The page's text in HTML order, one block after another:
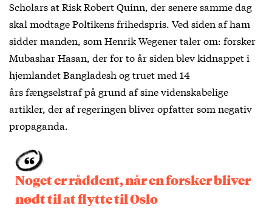
Scholars at Risk Robert Quinn, der senere samme dag
skal modtage Poltikens frihedspris. Ved siden af ham
sidder manden, som Henrik Wegener taler om: forsker
Mubashar Hasan, der for to år siden blev kidnappet i
hjemlandet Bangladesh og truet med 14
års fængselstraf på grund af sine videnskabelige
artikler, der af regeringen bliver opfatter som negativ
propaganda.
Noget er råddent, når en forsker bliver
nødt til at flytte til Oslo